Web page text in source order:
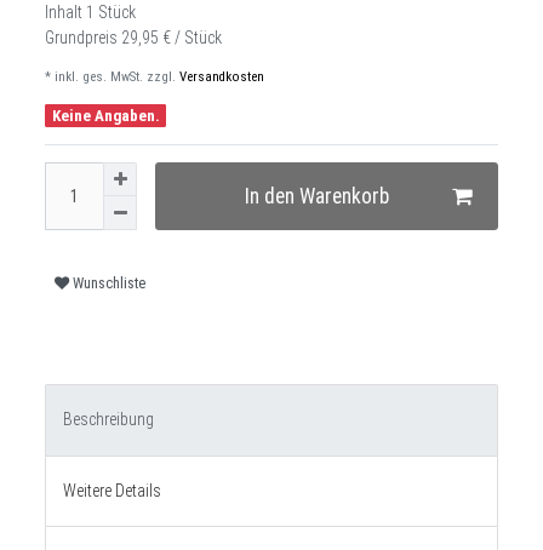
Inhalt 1 Stück
Grundpreis 29,95 € / Stück
* inkl. ges. MwSt. zzgl. Versandkosten
Keine Angaben.
In den Warenkorb
Wunschliste
Beschreibung
Weitere Details